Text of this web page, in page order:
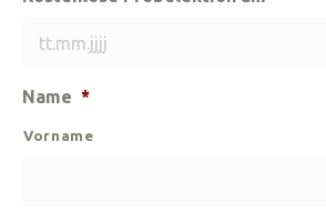
TT
MM
Name *
Vorname